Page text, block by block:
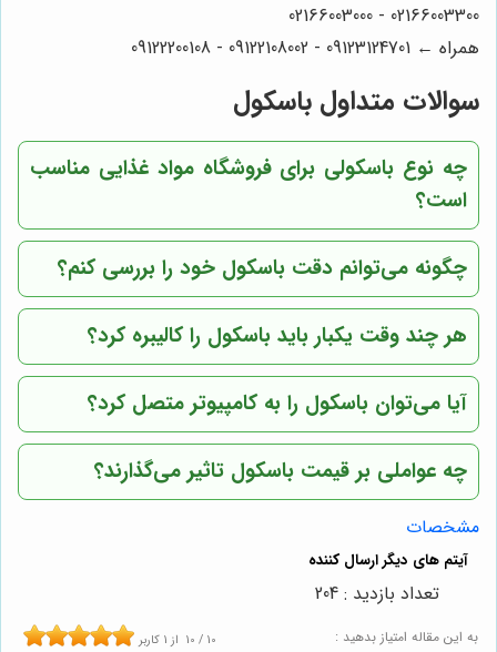
02166003300 - 02166003000
همراه ← 09123124701 - 09122108002 - 09122200108
سوالات متداول باسکول
چه نوع باسکولی برای فروشگاه مواد غذایی مناسب
است؟
چگونه می‌توانم دقت باسکول خود را بررسی کنم؟
هر چند وقت یکبار باید باسکول را کالیبره کرد؟
آیا می‌توان باسکول را به کامپیوتر متصل کرد؟
چه عواملی بر قیمت باسکول تاثیر می‌گذارند؟
مشخصات
به این مقاله امتیاز بدهید : 10 / 10 از 1 کاربر
تعداد بازدید : 204